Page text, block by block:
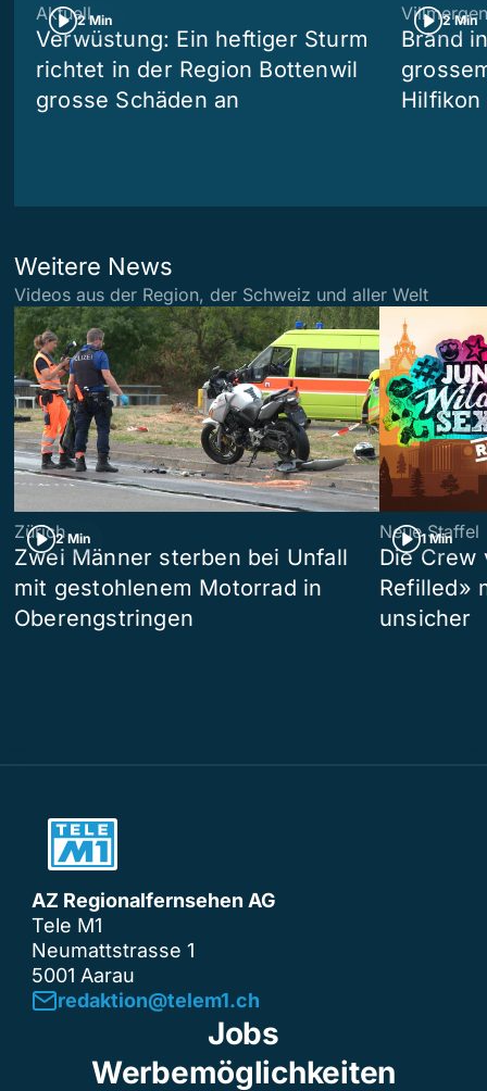
2 Min
Aktuell
Verwüstung: Ein heftiger Sturm
richtet in der Region Bottenwil
grosse Schäden an
2 Min
Villmergen
Brand
Hilfikon
Weitere News
Videos aus der Region, der Schweiz und aller Welt
2 Min
Zürich
Zwei Männer sterben bei Unfall
mit gestohlenem Motorrad in
Oberengstringen
1 Min
Neue Staffel
Die Crew
Refilled»
unsicher
AZ Regionalfernsehen AG
Tele M1
Neumattstrasse 1
5001 Aarau
redaktion@telem1.ch
Jobs
Werbemöglichkeiten